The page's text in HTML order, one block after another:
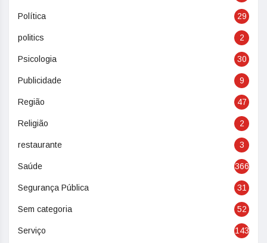
Política 29
politics 2
Psicologia 30
Publicidade 9
Região 47
Religião 2
restaurante 3
Saúde 366
Segurança Pública 31
Sem categoria 52
Serviço 143